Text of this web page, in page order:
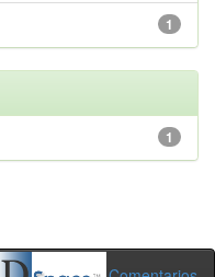
1
1